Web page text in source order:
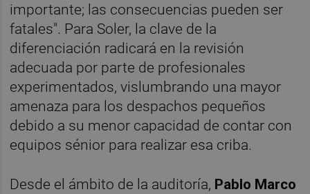
importante; las consecuencias pueden ser
fatales". Para Soler, la clave de la
diferenciación radicará en la revisión
adecuada por parte de profesionales
experimentados, vislumbrando una mayor
amenaza para los despachos pequeños
debido a su menor capacidad de contar con
equipos sénior para realizar esa criba.
Desde el ámbito de la auditoría, Pablo Marco